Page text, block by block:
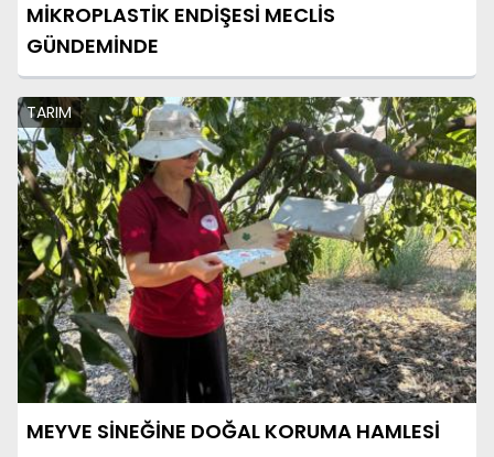
MİKROPLASTİK ENDİŞESİ MECLİS
GÜNDEMİNDE
TARIM
MEYVE SİNEĞİNE DOĞAL KORUMA HAMLESİ